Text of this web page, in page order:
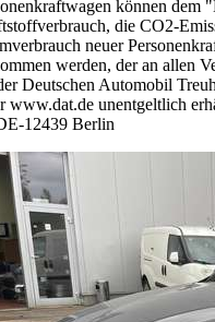
können dem
die CO2-
neuer
werden, der an allen
Deutschen Automobil
www.dat.de unentgeltlich
12439 Berlin